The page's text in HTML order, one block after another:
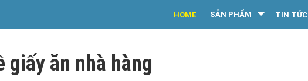
HOME SẢN PHẨM TIN TỨC
giấy ăn nhà hàng